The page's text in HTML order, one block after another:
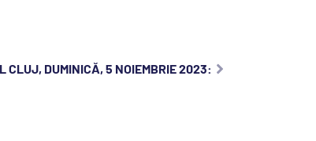
CLUJ, DUMINICĂ, 5 NOIEMBRIE 2023: